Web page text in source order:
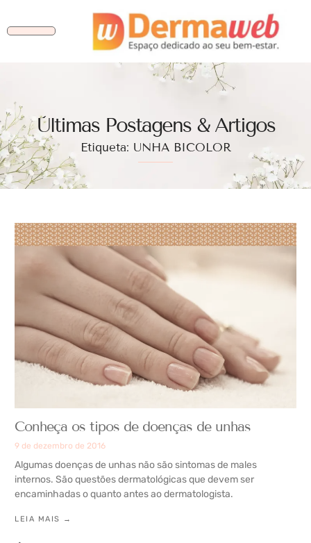
Ùltimas Postagens & Artigos
Etiqueta: UNHA BICOLOR
Conheça os tipos de doenças de unhas
9 de dezembro de 2016
Algumas doenças de unhas não são sintomas de males
internos. São questões dermatológicas que devem ser
encaminhadas o quanto antes ao dermatologista.
LEIA MAIS →